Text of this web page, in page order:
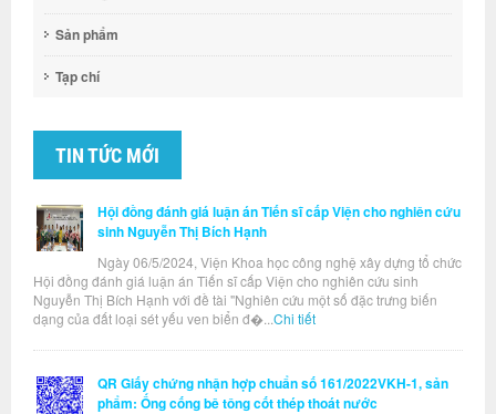
Sản phẩm
Tạp chí
TIN TỨC MỚI
Hội đồng đánh giá luận án Tiến sĩ cấp Viện cho nghiên cứu
sinh Nguyễn Thị Bích Hạnh
Ngày 06/5/2024, Viện Khoa học công nghệ xây dựng tổ chức
Hội đồng đánh giá luận án Tiến sĩ cấp Viện cho nghiên cứu sinh
Nguyễn Thị Bích Hạnh với đề tài "Nghiên cứu một số đặc trưng biến
dạng của đất loại sét yếu ven biển đ�... Chi tiết
QR Giấy chứng nhận hợp chuẩn số 161/2022VKH-1, sản
phẩm: Ống cống bê tông cốt thép thoát nước